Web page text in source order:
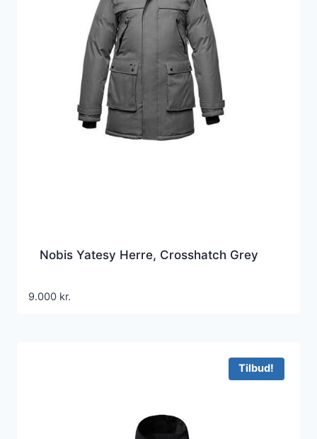
Nobis Yatesy Herre, Crosshatch Grey
9.000 kr.
Tilbud!